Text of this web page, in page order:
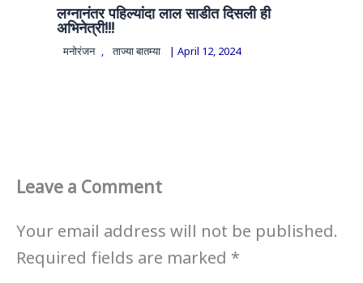
लग्नानंतर पहिल्यांदा लाल साडीत दिसली ही
अभिनेत्री!!!
मनोरंजन ताज्या बातम्या | April 12, 2024
Leave a Comment
Your email address will not be published.
Required fields are marked *